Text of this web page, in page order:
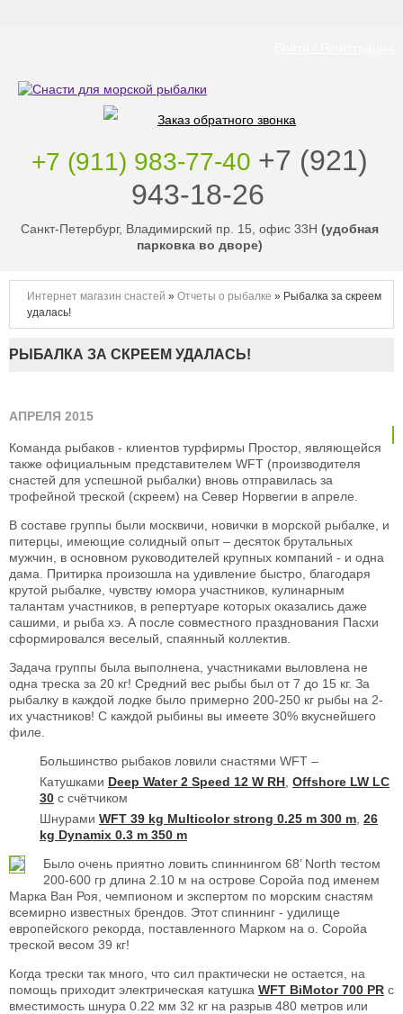
Заказ обратного звонка
+7 (911) 983-77-40 ‭+7 (921)
943-18-26
Санкт-Петербург, Владимирский пр. 15, офис 33Н (удобная
парковка во дворе)
Интернет магазин снастей » Отчеты о рыбалке » Рыбалка за скреем
удалась!
РЫБАЛКА ЗА СКРЕЕМ УДАЛАСЬ!
АПРЕЛЯ 2015
Команда рыбаков - клиентов турфирмы Простор, являющейся
также официальным представителем WFT (производителя
снастей для успешной рыбалки) вновь отправилась за
трофейной треской (скреем) на Север Норвегии в апреле.
В составе группы были москвичи, новички в морской рыбалке, и
питерцы, имеющие солидный опыт – десяток брутальных
мужчин, в основном руководителей крупных компаний - и одна
дама. Притирка произошла на удивление быстро, благодаря
крутой рыбалке, чувству юмора участников, кулинарным
талантам участников, в репертуаре которых оказались даже
сашими, и рыба хэ. А после совместного празднования Пасхи
сформировался веселый, спаянный коллектив.
Задача группы была выполнена, участниками выловлена не
одна треска за 20 кг! Средний вес рыбы был от 7 до 15 кг. За
рыбалку в каждой лодке было примерно 200-250 кг рыбы на 2-
их участников! С каждой рыбины вы имеете 30% вкуснейшего
филе.
Большинство рыбаков ловили снастями WFT –
Катушками Deep Water 2 Speed 12 W RH Offshore LW LC
30 c счётчиком
Шнурами WFT 39 kg Multicolor strong 0.25 m 300 m 26
kg Dynamix 0.3 m 350 m
Было очень приятно ловить спиннингом 68’ North тестом
200-600 гр длина 2.10 м на острове Соройа под именем
Марка Ван Роя, чемпионом и экспертом по морским снастям
всемирно известных брендов. Этот спиннинг - удилище
европейского рекорда, поставленного Марком на о. Соройа
треской весом 39 кг!
Когда трески так много, что сил практически не остается, на
помощь приходит электрическая катушка WFT BiMotor 700 PR с
вместимость шнура 0.22 мм 32 кг на разрыв 480 метров или